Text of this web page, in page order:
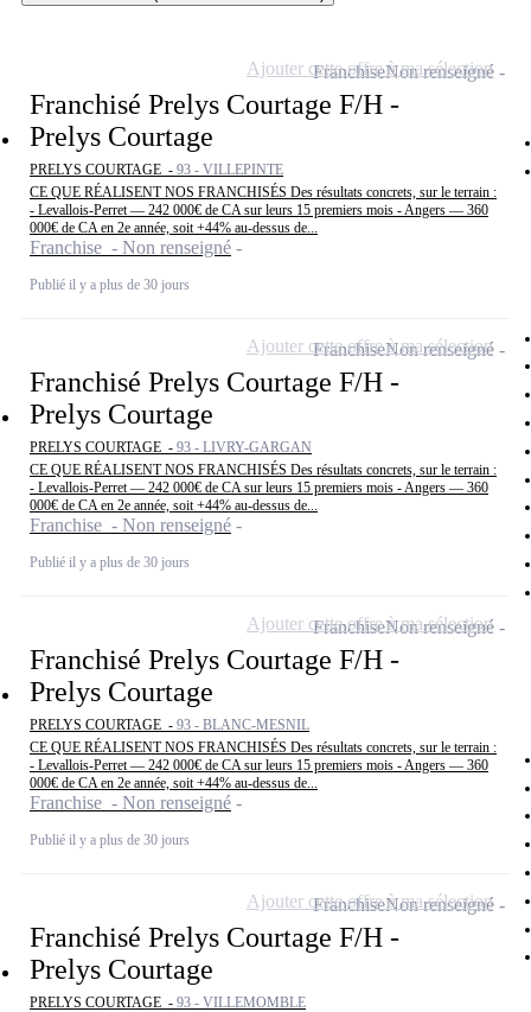
Franchisé Prelys Courtage F/H -
Prelys Courtage
PRELYS COURTAGE - 93 - VILLEPINTE
CE QUE RÉALISENT NOS FRANCHISÉS Des résultats concrets, sur le terrain :
- Levallois-Perret — 242 000€ de CA sur leurs 15 premiers mois - Angers — 360
000€ de CA en 2e année, soit +44% au-dessus de...
Franchise - Non renseigné
Publié il y a plus de 30 jours
FranchiseNon renseigné
Ajouter cette offre à ma sélection
Franchisé Prelys Courtage F/H -
Prelys Courtage
PRELYS COURTAGE - 93 - LIVRY-GARGAN
CE QUE RÉALISENT NOS FRANCHISÉS Des résultats concrets, sur le terrain :
- Levallois-Perret — 242 000€ de CA sur leurs 15 premiers mois - Angers — 360
000€ de CA en 2e année, soit +44% au-dessus de...
Franchise - Non renseigné
Publié il y a plus de 30 jours
FranchiseNon renseigné
Ajouter cette offre à ma sélection
Franchisé Prelys Courtage F/H -
Prelys Courtage
PRELYS COURTAGE - 93 - BLANC-MESNIL
CE QUE RÉALISENT NOS FRANCHISÉS Des résultats concrets, sur le terrain :
- Levallois-Perret — 242 000€ de CA sur leurs 15 premiers mois - Angers — 360
000€ de CA en 2e année, soit +44% au-dessus de...
Franchise - Non renseigné
Publié il y a plus de 30 jours
FranchiseNon renseigné
Ajouter cette offre à ma sélection
Franchisé Prelys Courtage F/H -
Prelys Courtage
PRELYS COURTAGE - 93 - VILLEMOMBLE
FranchiseNon renseigné
Ajouter cette offre à ma sélection